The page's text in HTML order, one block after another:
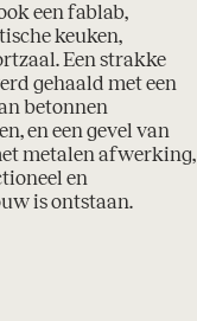
een fablab,
keuken,
Een strakke
gehaald met een
betonnen
en een gevel van
metalen afwerking,
en
is ontstaan.